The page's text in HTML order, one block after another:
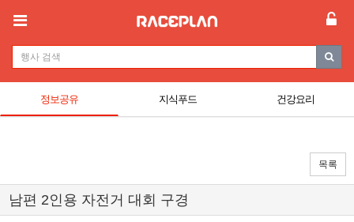
정보공유 지식푸드 건강요리
목록
남편 2인용 자전거 대회 구경